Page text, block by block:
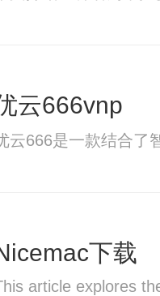
云666vnp
云666是一款结合了
下载
article explores